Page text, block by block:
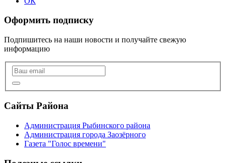
Оформить подписку
Подпишитесь на наши новости и получайте свежую
информацию
Сайты Района
Администрация Рыбинского района
Администрация города Заозёрного
Газета "Голос времени"